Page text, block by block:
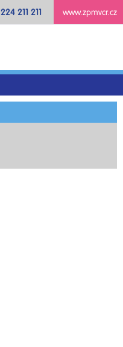
www.zpmvcr.cz
224 211 211